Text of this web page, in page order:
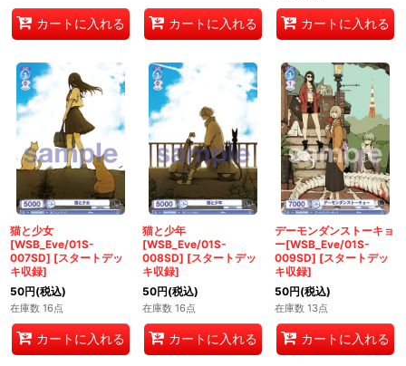
カートに入れる カートに入れる カートに入れる
猫と少女
[WSB_Eve/01S-
007SD] [スタートデッ
キ収録]
50円(税込)
在庫数 16点
カートに入れる
猫と少年
[WSB_Eve/01S-
008SD] [スタートデッ
キ収録]
50円(税込)
在庫数 16点
カートに入れる
デーモンダンストーキョ
ー[WSB_Eve/01S-
009SD] [スタートデッ
キ収録]
50円(税込)
在庫数 13点
カートに入れる